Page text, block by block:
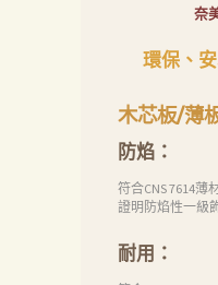
奈
環保、
木芯板/薄
防焰：
符合CNS 7614薄
證明防焰性一級
耐用：